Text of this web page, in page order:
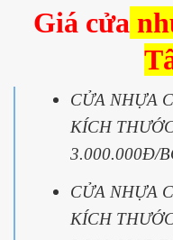
Giá cửa
CỬA NHỰA
KÍCH
3.000.000Đ/
CỬA NHỰA
KÍCH